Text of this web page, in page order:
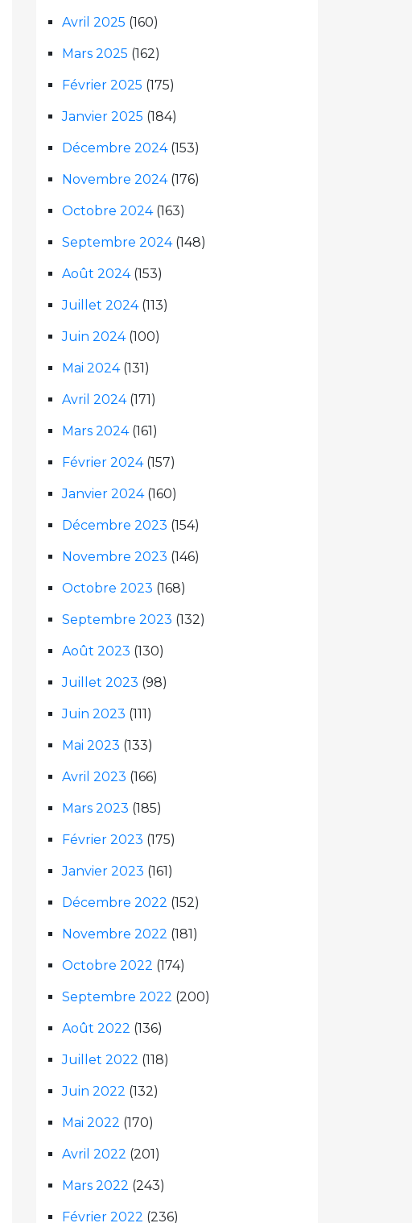
Avril 2025 (160)
Mars 2025 (162)
Février 2025 (175)
Janvier 2025 (184)
Décembre 2024(153)
Novembre 2024(176)
Octobre 2024(163)
Septembre 2024(148)
Août 2024(153)
Juillet 2024(113)
Juin 2024(100)
Mai 2024(131)
Avril 2024(171)
Mars 2024(161)
Février 2024(157)
Janvier 2024(160)
Décembre 2023 (154)
Novembre 2023 (146)
Octobre 2023 (168)
Septembre 2023 (132)
Août 2023 (130)
Juillet 2023 (98)
Juin 2023 (111)
Mai 2023 (133)
Avril 2023 (166)
Mars 2023 (185)
Février 2023 (175)
Janvier 2023 (161)
Décembre 2022 (152)
Novembre 2022 (181)
Octobre 2022 (174)
Septembre 2022 (200)
Août 2022 (136)
Juillet 2022 (118)
Juin 2022 (132)
Mai 2022 (170)
Avril 2022 (201)
Mars 2022 (243)
Février 2022 (236)